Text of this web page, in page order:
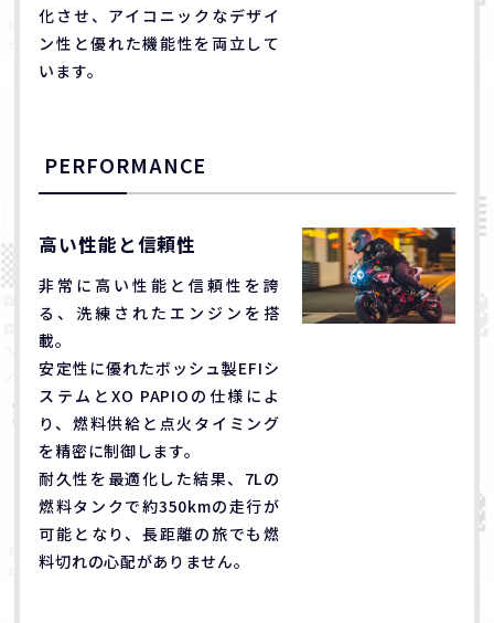
化させ、アイコニックなデザイ
ン性と優れた機能性を両立して
います。
PERFORMANCE
高い性能と信頼性
非常に高い性能と信頼性を誇
る、洗練されたエンジンを搭
載。
安定性に優れたボッシュ製EFIシ
ステムとXO PAPIOの仕様によ
り、燃料供給と点火タイミング
を精密に制御します。
耐久性を最適化した結果、7Lの
燃料タンクで約350kmの走行が
可能となり、長距離の旅でも燃
料切れの心配がありません。